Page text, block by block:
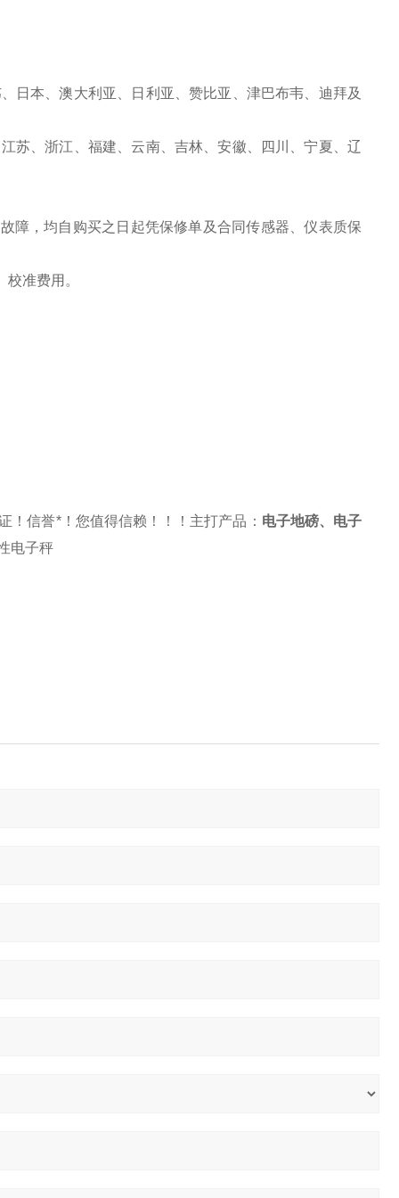
日本、澳大利亚、日利亚、赞比亚、津巴布韦、迪拜及
苏、浙江、福建、云南、吉林、安徽、四川、宁夏、辽
障，均自购买之日起凭保修单及合同传感器、仪表质保
准费用。
！信誉*！您值得信赖！！！主打产品： 电子地磅、 电子
电子秤